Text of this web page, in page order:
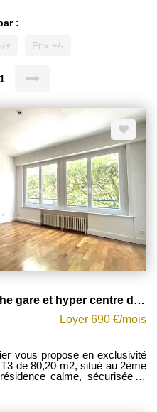
:
+ Prix +/-
Charmant T3 lumineux proche gare et hyper centre de Roanne
Loyer 690 €/mois
vous propose en exclusivité
de 80,20 m2, situé au 2ème
calme, sécurisée et